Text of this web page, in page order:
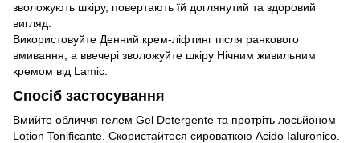
зволожують шкіру, повертають їй доглянутий та здоровий
вигляд.
Використовуйте Денний крем-ліфтинг після ранкового
вмивання, а ввечері зволожуйте шкіру Нічним живильним
кремом від Lamic.
Спосіб застосування
Вмийте обличчя гелем Gel Detergente та протріть лосьйоном
Lotion Tonificante. Скористайтеся сироваткою Acido Ialuronico.